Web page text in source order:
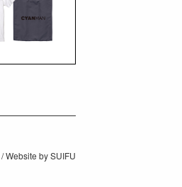
/ Website bySUIFU